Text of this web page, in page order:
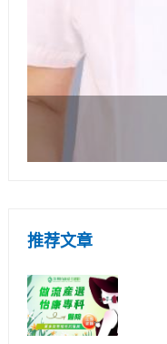
推荐文章